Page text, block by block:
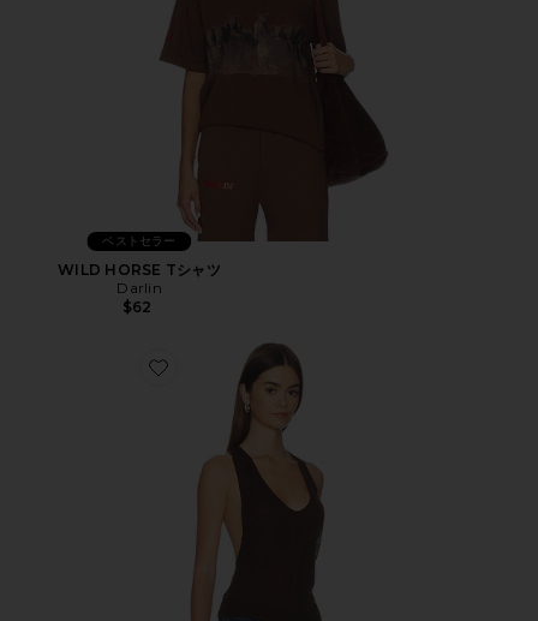
ベストセラー
WILD HORSE Tシャツ
Darlin
$62
Favorite VALLEY タンクトップ